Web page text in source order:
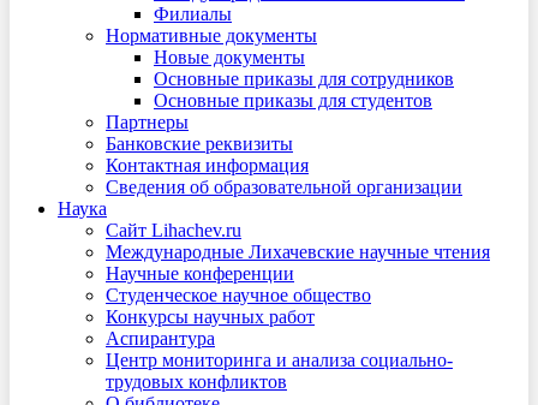
Филиалы
Нормативные документы
Новые документы
Основные приказы для сотрудников
Основные приказы для студентов
Партнеры
Банковские реквизиты
Контактная информация
Сведения об образовательной организации
Наука
Сайт Lihachev.ru
Международные Лихачевские научные чтения
Научные конференции
Студенческое научное общество
Конкурсы научных работ
Аспирантура
Центр мониторинга и анализа социально-
трудовых конфликтов